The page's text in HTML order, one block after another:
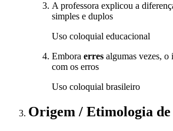
A professora explicou a
simples e duplos
Uso coloquial educacional
Embora erres algumas vezes, o
com os erros
Uso coloquial brasileiro
Origem / Etimologia de